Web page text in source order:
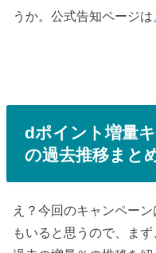
うか。公式告知ページは
dポイント増量
の過去推移まと
え？今回のキャンペー
もいると思うので、ま